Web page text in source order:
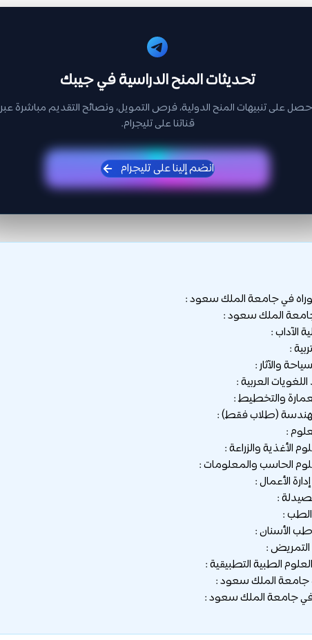
تحديثات المنح الدراسية في جيبك
على تنبيهات المنح الدولية، فرص التمويل، ونصائح التقديم مباشرة عبر
قناتنا على تليجرام.
انضم إلينا على تليجرام
في جامعة الملك سعود :
جامعة الملك سعود :
جامعة الملك سعود :
في جامعة الملك سعود :